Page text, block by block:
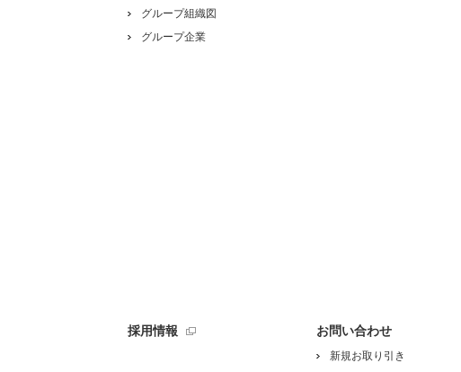
グループ組織図
グループ企業
採用情報 お問い合わせ
新規お取り引き